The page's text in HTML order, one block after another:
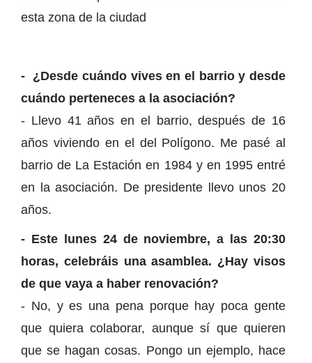
esta zona de la ciudad
- ¿Desde cuándo vives en el barrio y desde
cuándo perteneces a la asociación?
- Llevo 41 años en el barrio, después de 16
años viviendo en el del Polígono. Me pasé al
barrio de La Estación en 1984 y en 1995 entré
en la asociación. De presidente llevo unos 20
años.
- Este lunes 24 de noviembre, a las 20:30
horas, celebráis una asamblea. ¿Hay visos
de que vaya a haber renovación?
- No, y es una pena porque hay poca gente
que quiera colaborar, aunque sí que quieren
que se hagan cosas. Pongo un ejemplo, hace